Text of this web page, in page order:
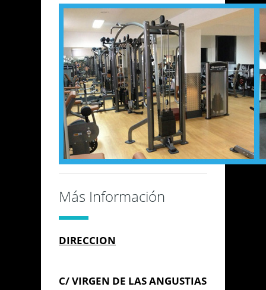
Más Información
DIRECCION
C/ VIRGEN DE LAS ANGUSTIAS